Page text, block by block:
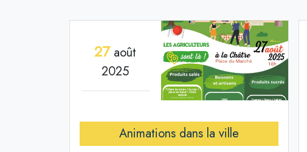
27août
2025
Animations dans la ville